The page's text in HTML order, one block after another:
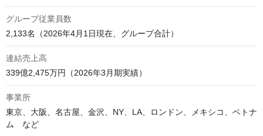
グループ従業員数
2,133名（2026年4月1日現在、グループ合計）
連結売上高
339億2,475万円（2026年3月期実績）
事業所
東京、大阪、名古屋、金沢、NY、LA、ロンドン、メキシコ、ベトナ
ム　など